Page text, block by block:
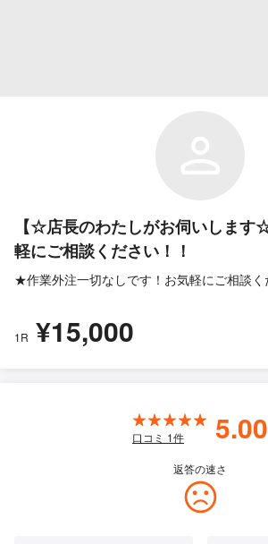
【☆店長のわたしがお伺いします
軽にご相談ください！！
★作業外注一切なしです！お気軽にご相談
1R ¥15,000
口コミ 1件 5.00
返答の速さ